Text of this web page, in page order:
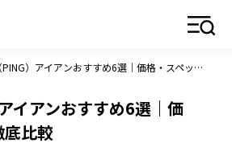
ピン（PING）アイアンおすすめ6選｜価格・スペック徹底比較
イアンおすすめ6選｜価
底比較